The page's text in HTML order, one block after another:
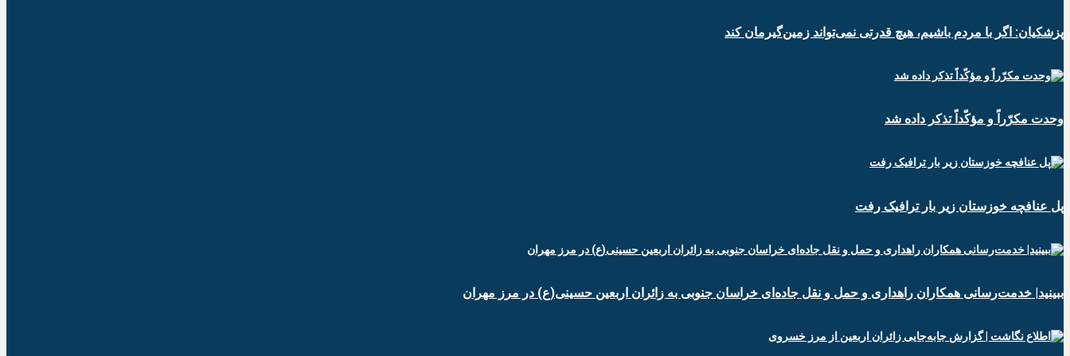
پزشکیان: اگر با مردم باشیم، هیچ قدرتی نمی‌تواند زمین‌گیرمان کند
وحدت مکرّراً و مؤکّداً تذکر داده شد
پل عنافچه خوزستان زیر بار ترافیک رفت
ببینید| خدمت‌رسانی همکاران راهداری و حمل و نقل جاده‌ای خراسان جنوبی به زائران اربعین حسینی(ع) در مرز مهران